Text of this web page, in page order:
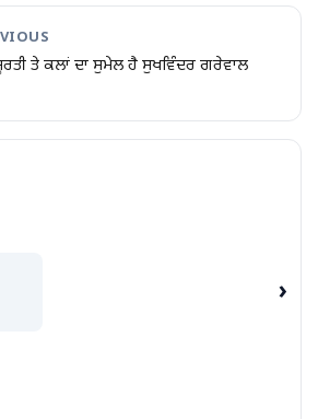
ਤੇ ਕਲਾਂ ਦਾ ਸੁਮੇਲ ਹੈ ਸੁਖਵਿੰਦਰ ਗਰੇਵਾਲ
›